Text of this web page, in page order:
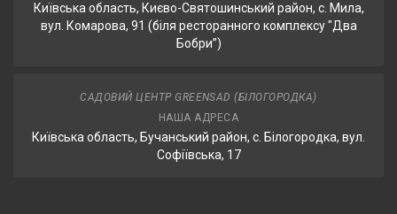
Київська область, Києво-Святошинський район, с. Мила,
вул. Комарова, 91 (біля ресторанного комплексу "Два
Бобри”)
САДОВИЙ ЦЕНТР GREENSAD (БІЛОГОРОДКА)
НАША АДРЕСА
Київська область, Бучанський район, с. Білогородка, вул.
Софіївська, 17